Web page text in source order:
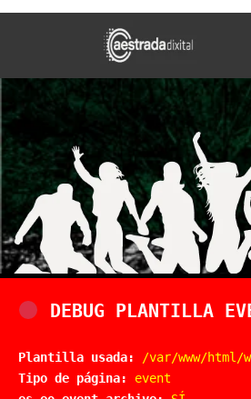
DEBUG PLANTILLA
Plantilla usada:
/var/www/
Tipo de página:
event